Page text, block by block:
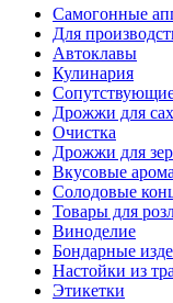
Самогонные
Для
Автоклавы
Кулинария
Дрожжи для
Очистка
Дрожжи для
Вкусовые
Солодовые
Товары для
Виноделие
Бондарные
Настойки из
Этикетки